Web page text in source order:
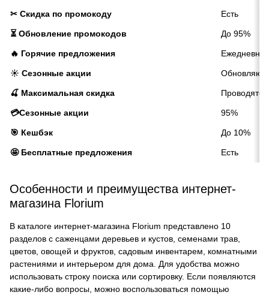
✂ Скидка по промокоду Есть
⏳ Обновление промокодов До 95%
🔥 Горячие предложения Ежедневно
☀️ Сезонные акции
🍒 Максимальная скидка
💳Сезонные акции 95%
🎯 Кешбэк До 10%
🤩 Бесплатные предложения Есть
Особенности и преимущества интернет-
магазина Florium
В каталоге интернет-магазина Florium представлено 10
разделов с саженцами деревьев и кустов, семенами трав,
цветов, овощей и фруктов, садовым инвентарем, комнатными
растениями и интерьером для дома. Для удобства можно
использовать строку поиска или сортировку. Если появляются
какие-либо вопросы, можно воспользоваться помощью